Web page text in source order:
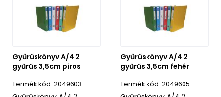
Gyűrűskönyv A/4 2
gyűrűs 3,5cm piros
2049603
Gyűrűskönyv A/4 2
gyűrűs 3,5cm fehér
2049605